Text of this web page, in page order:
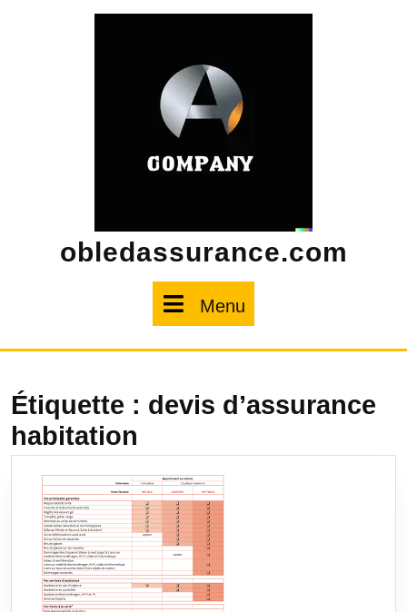
obledassurance.com
Menu
Étiquette : devis d’assurance
habitation